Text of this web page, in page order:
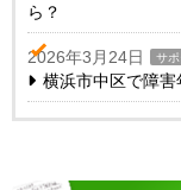
ら？
2026年3月24日 サ
横浜市中区で障